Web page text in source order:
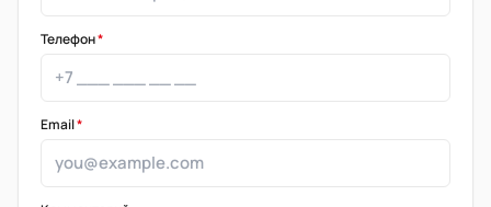
Телефон*
Email*